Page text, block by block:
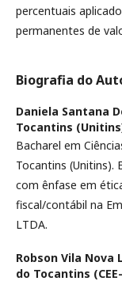
percentuais
permanentes de
Biografia do
Daniela Santana
Tocantins
Bacharel em
Tocantins (Unitins).
com ênfase em
fiscal/contábil na
LTDA.
Robson Vila Nova
do Tocantins